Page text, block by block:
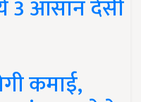
3 आसान देसी
कमाई,